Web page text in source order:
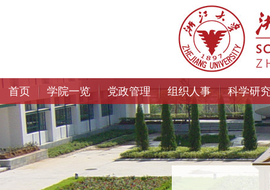
首页 学院一览 党政管理 组织人事 科学研